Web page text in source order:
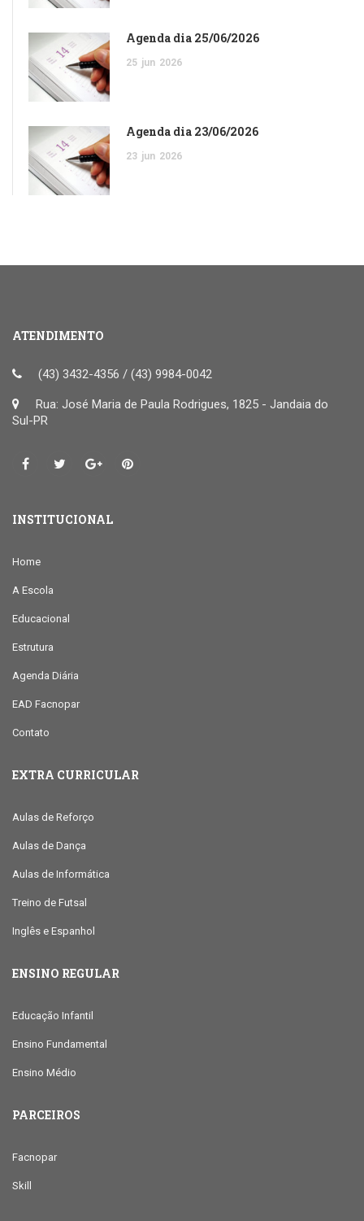
Agenda dia 25/06/2026
25 jun 2026
Agenda dia 23/06/2026
23 jun 2026
ATENDIMENTO
(43) 3432-4356 / (43) 9984-0042
Rua: José Maria de Paula Rodrigues, 1825 - Jandaia do
Sul-PR
INSTITUCIONAL
Home
A Escola
Educacional
Estrutura
Agenda Diária
EAD Facnopar
Contato
EXTRA CURRICULAR
Aulas de Reforço
Aulas de Dança
Aulas de Informática
Treino de Futsal
Inglês e Espanhol
ENSINO REGULAR
Educação Infantil
Ensino Fundamental
Ensino Médio
PARCEIROS
Facnopar
Skill